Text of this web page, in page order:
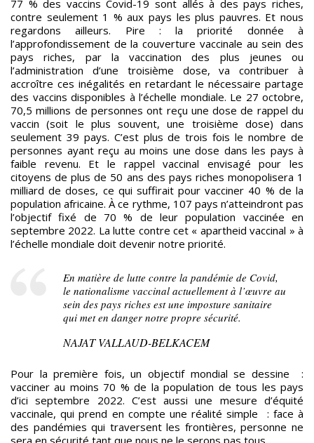
77 % des vaccins Covid-19 sont allés à des pays riches,
contre seulement 1 % aux pays les plus pauvres. Et nous
regardons ailleurs. Pire : la priorité donnée à
l’approfondissement de la couverture vaccinale au sein des
pays riches, par la vaccination des plus jeunes ou
l’administration d’une troisième dose, va contribuer à
accroître ces inégalités en retardant le nécessaire partage
des vaccins disponibles à l’échelle mondiale. Le 27 octobre,
70,5 millions de personnes ont reçu une dose de rappel du
vaccin (soit le plus souvent, une troisième dose) dans
seulement 39 pays. C’est plus de trois fois le nombre de
personnes ayant reçu au moins une dose dans les pays à
faible revenu. Et le rappel vaccinal envisagé pour les
citoyens de plus de 50 ans des pays riches monopolisera 1
milliard de doses, ce qui suffirait pour vacciner 40 % de la
population africaine. À ce rythme, 107 pays n’atteindront pas
l’objectif fixé de 70 % de leur population vaccinée en
septembre 2022. La lutte contre cet « apartheid vaccinal » à
l’échelle mondiale doit devenir notre priorité.
En matière de lutte contre la pandémie de Covid,
le nationalisme vaccinal actuellement à l’œuvre au
sein des pays riches est une imposture sanitaire
qui met en danger notre propre sécurité.
NAJAT VALLAUD-BELKACEM
Pour la première fois, un objectif mondial se dessine :
vacciner au moins 70 % de la population de tous les pays
d’ici septembre 2022. C’est aussi une mesure d’équité
vaccinale, qui prend en compte une réalité simple : face à
des pandémies qui traversent les frontières, personne ne
sera en sécurité tant que nous ne le serons pas tous.